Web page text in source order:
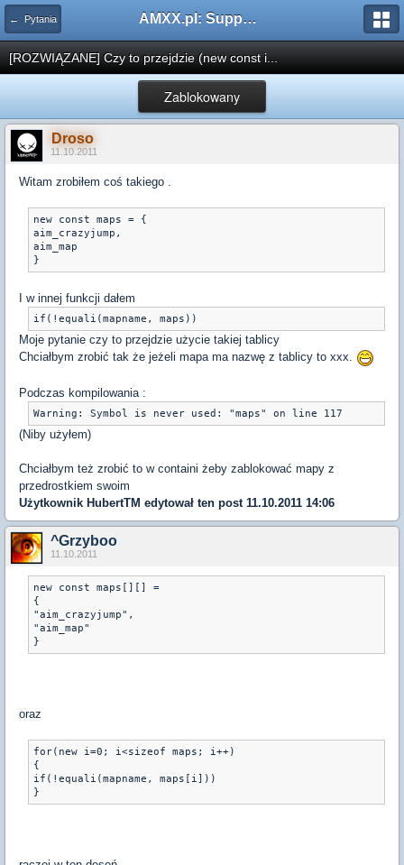
← Pytania AMXX.pl: Support AMX Mod X i SourceMod
[ROZWIĄZANE] Czy to przejdzie (new const i...
Zablokowany
Droso
11.10.2011
Witam zrobiłem coś takiego .
new const maps = {
aim_crazyjump,
aim_map
I w innej funkcji dałem
Moje pytanie czy to przejdzie użycie takiej tablicy
Chciałbym zrobić tak że jeżeli mapa ma nazwę z tablicy to xxx.
Podczas kompilowania :
(Niby użyłem)
Chciałbym też zrobić to w containi żeby zablokować mapy z
przedrostkiem swoim
Użytkownik HubertTM edytował ten post 11.10.2011 14:06
^Grzyboo
11.10.2011
new const maps[][] =
{
"aim_crazyjump",
"aim_map"
oraz
for(new i=0; i<sizeof maps; i++)
{
if(!equali(mapname, maps[i]))